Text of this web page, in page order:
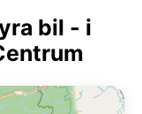
bil - i